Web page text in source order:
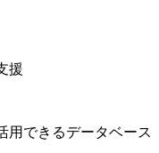
援
用できるデータベース